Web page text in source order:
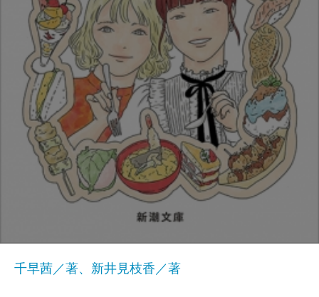
千早茜／著、新井見枝香／著